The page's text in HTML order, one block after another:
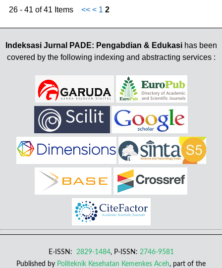
26 - 41 of 41 Items << < 1 2
Indeksasi Jurnal PADE: Pengabdian & Edukasi has been
covered by the following indexing and abstracting services :
E-ISSN: 2829-1484, P-ISSN: 2746-9581
Published by Politeknik Kesehatan Kemenkes Aceh, part of the